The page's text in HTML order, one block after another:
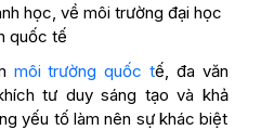
học, về môi trường đại học
quốc tế
môi trường quốc tế, đa văn
tư duy sáng tạo và khả
yếu tố làm nên sự khác biệt